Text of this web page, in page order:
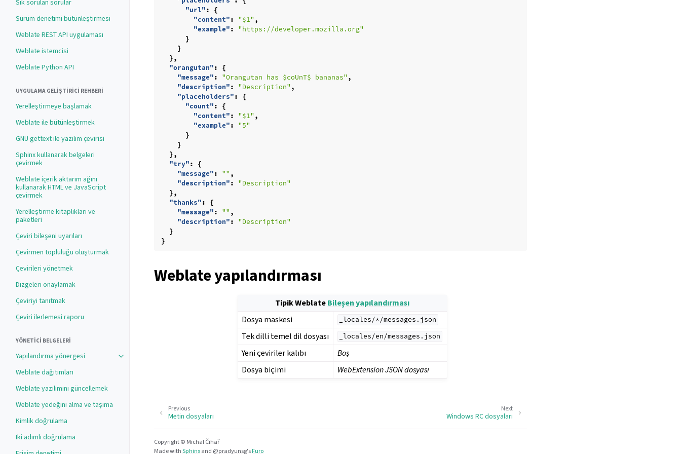
Sık sorulan sorular
Sürüm denetimi bütünleştirmesi
Weblate REST API uygulaması
Weblate istemcisi
Weblate Python API
UYGULAMA GELIŞTIRICI REHBERI
Yerelleştirmeye başlamak
Weblate ile bütünleştirmek
GNU gettext ile yazılım çevirisi
Sphinx kullanarak belgeleri
çevirmek
Weblate içerik aktarım ağını
kullanarak HTML ve JavaScript
çevirmek
Yerelleştirme kitaplıkları ve
paketleri
Çeviri bileşeni uyarıları
Çevirmen topluluğu oluşturmak
Çevirileri yönetmek
Dizgeleri onaylamak
Çeviriyi tanıtmak
Çeviri ilerlemesi raporu
YÖNETICI BELGELERI
Yapılandırma yönergesi
Toggle navigation of Yapılandırma yönergesi
Weblate dağıtımları
Weblate yazılımını güncellemek
Weblate yedeğini alma ve taşıma
Kimlik doğrulama
İki adımlı doğrulama
"url":
{
"content": "$1",
"example":
"https://developer.mozilla.org"
}
}
},
"orangutan":
{
"message": "Orangutan has $coUnT$ bananas",
"description": "Description",
"placeholders":
{
"count":
{
"content": "$1",
"example":
"5"
}
}
},
"try":
{
"message": "",
"description":
"Description"
},
"thanks":
{
"message": "",
"description":
"Description"
}
}
Weblate yapılandırması
Tipik WeblateBileşen yapılandırması
Dosya maskesi
_locales/*/messages.json
Tek dilli temel dil dosyası _locales/en/messages.json
Yeni çeviriler kalıbı
Boş
Dosya biçimi
WebExtension JSON dosyası
Next
Windows RC dosyaları
Previous
Metin dosyaları
Copyright © Michal Čihař
Made withSphinxand @pradyunsg'sFuro